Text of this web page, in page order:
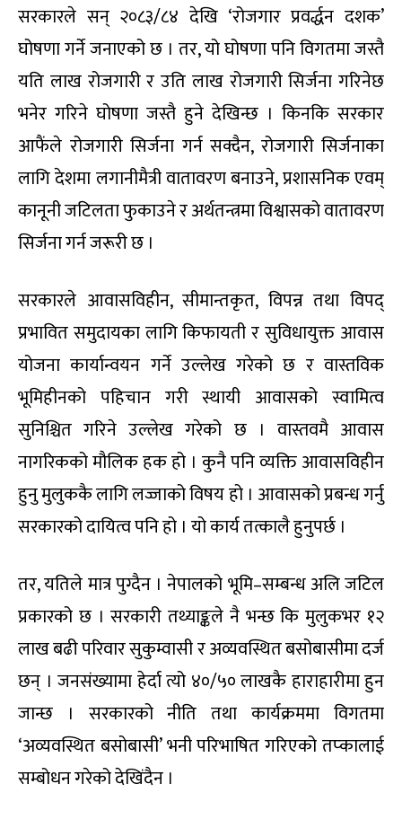
सरकारले सन् २०८३/८४ देखि ‘रोजगार प्रवर्द्धन दशक’
घोषणा गर्ने जनाएको छ । तर, यो घोषणा पनि विगतमा जस्तै
यति लाख रोजगारी र उति लाख रोजगारी सिर्जना गरिनेछ
भनेर गरिने घोषणा जस्तै हुने देखिन्छ । किनकि सरकार
आफैंले रोजगारी सिर्जना गर्न सक्दैन, रोजगारी सिर्जनाका
लागि देशमा लगानीमैत्री वातावरण बनाउने, प्रशासनिक एवम्
कानूनी जटिलता फुकाउने र अर्थतन्त्रमा विश्वासको वातावरण
सिर्जना गर्न जरूरी छ ।
सरकारले आवासविहीन, सीमान्तकृत, विपन्न तथा विपद्
प्रभावित समुदायका लागि किफायती र सुविधायुक्त आवास
योजना कार्यान्वयन गर्ने उल्लेख गरेको छ र वास्तविक
भूमिहीनको पहिचान गरी स्थायी आवासको स्वामित्व
सुनिश्चित गरिने उल्लेख गरेको छ । वास्तवमै आवास
नागरिकको मौलिक हक हो । कुनै पनि व्यक्ति आवासविहीन
हुनु मुलुककै लागि लज्जाको विषय हो । आवासको प्रबन्ध गर्नु
सरकारको दायित्व पनि हो । यो कार्य तत्कालै हुनुपर्छ ।
तर, यतिले मात्र पुग्दैन । नेपालको भूमि–सम्बन्ध अलि जटिल
प्रकारको छ । सरकारी तथ्याङ्कले नै भन्छ कि मुलुकभर १२
लाख बढी परिवार सुकुम्वासी र अव्यवस्थित बसोबासीमा दर्ज
छन् । जनसंख्यामा हेर्दा त्यो ४०/५० लाखकै हाराहारीमा हुन
जान्छ । सरकारको नीति तथा कार्यक्रममा विगतमा
‘अव्यवस्थित बसोबासी’ भनी परिभाषित गरिएको तप्कालाई
सम्बोधन गरेको देखिंदैन ।